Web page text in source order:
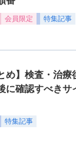
会員限定 特集記事
め】検査・治
に確認すべきサ
特集記事